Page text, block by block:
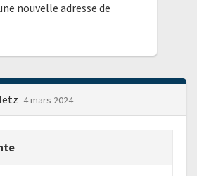
nouvelle adresse de
4 mars 2024